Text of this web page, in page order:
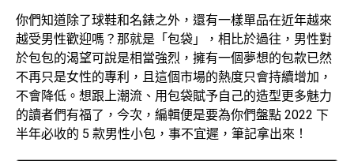
你們知道除了球鞋和名錶之外，還有一樣單品在近年越來
越受男性歡迎嗎？那就是「包袋」，相比於過往，男性對
於包包的渴望可說是相當強烈，擁有一個夢想的包款已然
不再只是女性的專利，且這個市場的熱度只會持續增加，
不會降低。想跟上潮流、用包袋賦予自己的造型更多魅力
的讀者們有福了，今次，編輯便是要為你們盤點 2022 下
半年必收的 5 款男性小包，事不宜遲，筆記拿出來！